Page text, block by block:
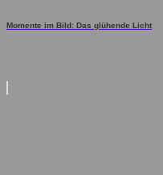
Momente im Bild: Das glühende Licht